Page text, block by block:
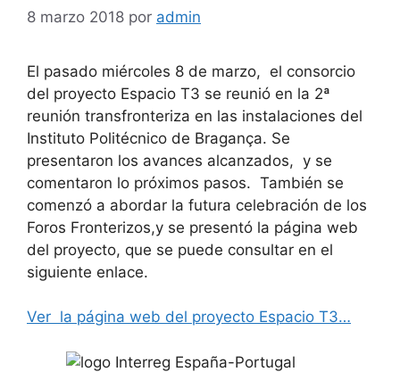
8 marzo 2018 por admin
El pasado miércoles 8 de marzo, el consorcio
del proyecto Espacio T3 se reunió en la 2ª
reunión transfronteriza en las instalaciones del
Instituto Politécnico de Bragança. Se
presentaron los avances alcanzados, y se
comentaron lo próximos pasos. También se
comenzó a abordar la futura celebración de los
Foros Fronterizos,y se presentó la página web
del proyecto, que se puede consultar en el
siguiente enlace.
Ver la página web del proyecto Espacio T3…